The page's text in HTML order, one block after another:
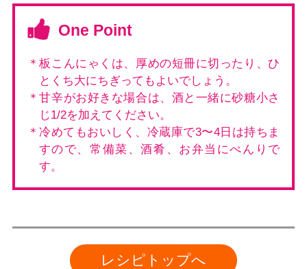
One Point
＊板こんにゃくは、厚めの短冊に切ったり、ひ
とくち大にちぎってもよいでしょう。
＊甘辛がお好きな場合は、酒と一緒に砂糖小さ
じ1/2を加えてください。
＊冷めてもおいしく、冷蔵庫で3〜4日は持ちま
すので、常備菜、酒肴、お弁当にべんりで
す。
レシピトップへ